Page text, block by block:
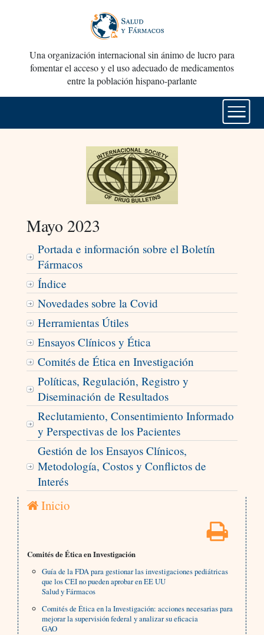
Una organización internacional sin ánimo de lucro para
fomentar el acceso y el uso adecuado de medicamentos
entre la población hispano-parlante
Mayo 2023
Portada e información sobre el Boletín
Fármacos
Índice
Novedades sobre la Covid
Herramientas Útiles
Ensayos Clínicos y Ética
Comités de Ética en Investigación
Políticas, Regulación, Registro y
Diseminación de Resultados
Reclutamiento, Consentimiento Informado
y Perspectivas de los Pacientes
Gestión de los Ensayos Clínicos,
Metodología, Costos y Conflictos de
Interés
Inicio
Comités de Ética en Investigación
Guía de la FDA para gestionar las investigaciones pediátricas
que los CEI no pueden aprobar en EE UU
Salud y Fármacos
Comités de Ética en la Investigación: acciones necesarias para
mejorar la supervisión federal y analizar su eficacia
GAO